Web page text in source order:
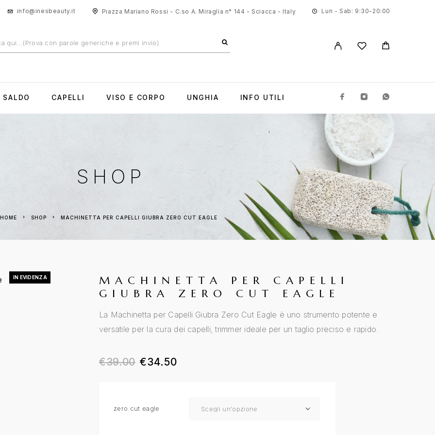
info@inesbeauty.it Piazza Mariano Rossi - C.so A. Miraglia n° 144 - Sciacca - Italy Lun - Sab: 9:30-20:00
CAPELLI VISO E CORPO UNGHIA INFO UTILI
SHOP
HOME SHOP MACHINETTA PER CAPELLI GIUBRA ZERO CUT EAGLE
IN EVIDENZA
MACHINETTA PER CAPELLI
GIUBRA ZERO CUT EAGLE
La Machinetta per Capelli Giubra Zero Cut Eagle è uno strumento potente e
versatile per la cura dei capelli, trimmer ideale per un taglio preciso e rapido.
€39.00 €34.50
zero cut eagle